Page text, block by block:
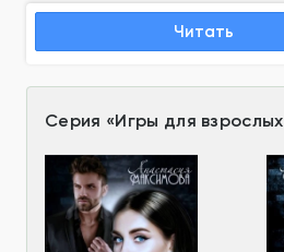
Читать
Серия «Игры для взрослых